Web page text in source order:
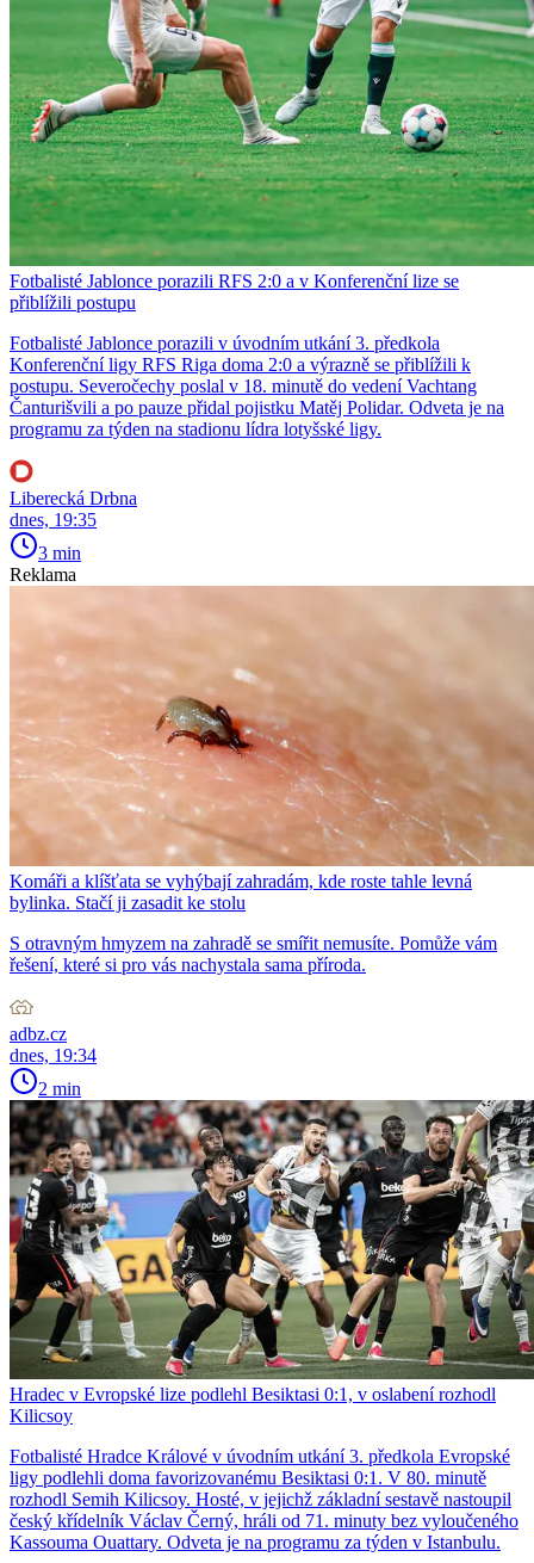
Fotbalisté Jablonce porazili RFS 2:0 a v Konferenční lize se
přiblížili postupu
Fotbalisté Jablonce porazili v úvodním utkání 3. předkola
Konferenční ligy RFS Riga doma 2:0 a výrazně se přiblížili k
postupu. Severočechy poslal v 18. minutě do vedení Vachtang
Čanturišvili a po pauze přidal pojistku Matěj Polidar. Odveta je na
programu za týden na stadionu lídra lotyšské ligy.
Liberecká Drbna
dnes, 19:35
3 min
Reklama
Komáři a klíšťata se vyhýbají zahradám, kde roste tahle levná
bylinka. Stačí ji zasadit ke stolu
S otravným hmyzem na zahradě se smířit nemusíte. Pomůže vám
řešení, které si pro vás nachystala sama příroda.
adbz.cz
dnes, 19:34
2 min
Hradec v Evropské lize podlehl Besiktasi 0:1, v oslabení rozhodl
Kilicsoy
Fotbalisté Hradce Králové v úvodním utkání 3. předkola Evropské
ligy podlehli doma favorizovanému Besiktasi 0:1. V 80. minutě
rozhodl Semih Kilicsoy. Hosté, v jejichž základní sestavě nastoupil
český křídelník Václav Černý, hráli od 71. minuty bez vyloučeného
Kassouma Ouattary. Odveta je na programu za týden v Istanbulu.